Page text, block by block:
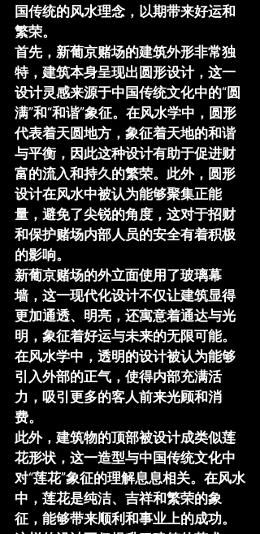
国传统的风水理念，以期带来好运和
繁荣。
首先，新葡京赌场的建筑外形非常独
特，建筑本身呈现出 圆形设计，这一
设计灵感来源于中国传统文化中的“圆
满”和“和谐”象征。在风水学中，圆形
代表着天圆地方，象征着天地的和谐
与平衡，因此这种设计有助于促进财
富的流入和持久的繁荣。此外，圆形
设计在风水中被认为能够聚集正能
量，避免了尖锐的角度，这对于招财
和保护赌场内部人员的安全有着积极
的影响。
新葡京赌场的外立面使用了玻璃幕
墙，这一现代化设计不仅让建筑显得
更加通透、明亮，还寓意着通达与光
明，象征着好运与未来的无限可能。
在风水学中，透明的设计被认为能够
引入外部的正气，使得内部充满活
力，吸引更多的客人前来光顾和消
费。
此外，建筑物的顶部被设计成类似莲
花形状 ，这一造型与中国传统文化中
对“莲花”象征的理解息息相关。在风水
中，莲花是纯洁、吉祥和繁荣的象
征，能够带来顺利和事业上的成功。